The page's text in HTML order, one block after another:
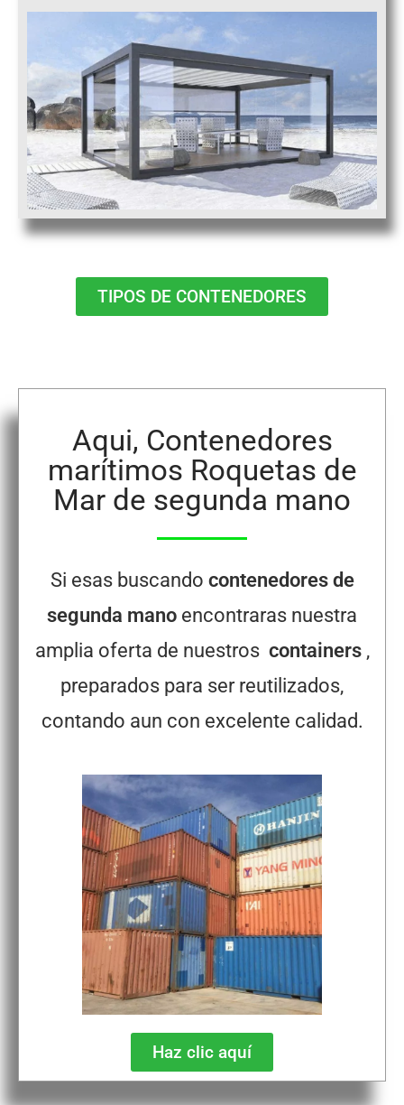
TIPOS DE CONTENEDORES
Aqui, Contenedores
marítimos Roquetas de
Mar de segunda mano
Si esas buscando contenedores de
segunda mano encontraras nuestra
amplia oferta de nuestros containers,
preparados para ser reutilizados,
contando aun con excelente calidad.
Haz clic aquí